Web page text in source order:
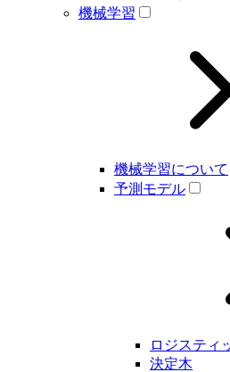
機械学習
機械学習について
予測モデル
ロジスティ
決定木